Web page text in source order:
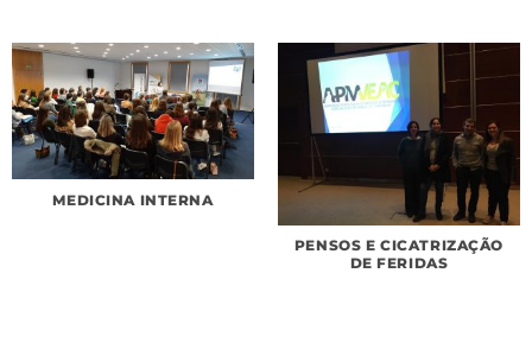
MEDICINA INTERNA
PENSOS E CICATRIZAÇÃO
DE FERIDAS